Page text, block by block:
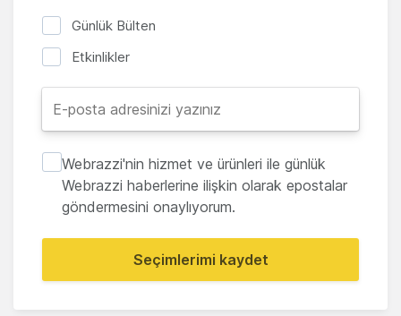
Günlük Bülten
Etkinlikler
Webrazzi'nin hizmet ve ürünleri ile günlük
Webrazzi haberlerine ilişkin olarak epostalar
göndermesini onaylıyorum.
Seçimlerimi kaydet